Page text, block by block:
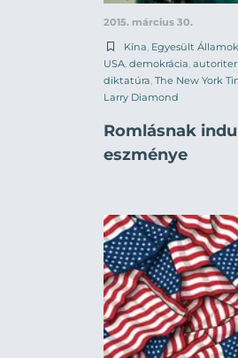
2015. március 30.
Kína Egyesült Államok
USA demokrácia autoriter
diktatúra The New York
Larry Diamond
Romlásnak
eszménye